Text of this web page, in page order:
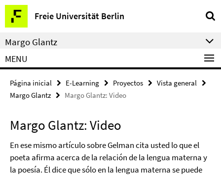
Springe
direkt
zu
Inhalt
Freie Universität Berlin
Herramientas
de
navegación
Margo Glantz
MENU
Página inicial E-Learning Proyectos
Vista general
Margo Glantz
Margo Glantz: Video
Margo Glantz: Video
En ese mismo artículo sobre Gelman cita usted lo que el
poeta afirma acerca de la relación de la lengua materna y
la poesía. Él dice que sólo en la lengua materna se puede